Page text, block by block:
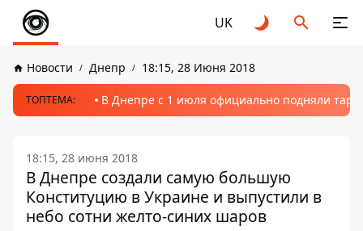
UK
Новости Днепр 18:15, 28 Июня 2018
ТОПТЕМА: В Днепре с 1 июля официально подняли
18:15, 28 июня 2018
В Днепре создали самую большую
Конституцию в Украине и выпустили в
небо сотни желто-синих шаров